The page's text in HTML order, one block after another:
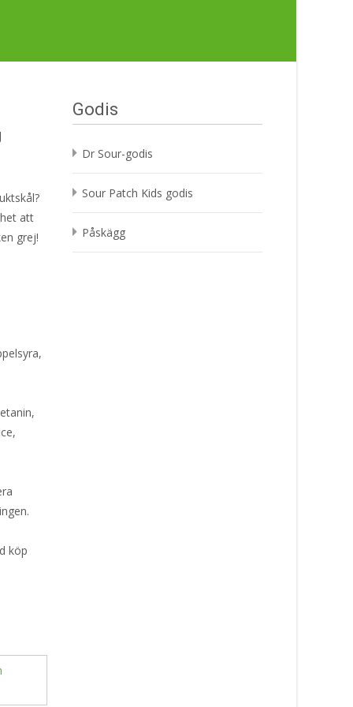
att
grej!
köp
Godis
Dr Sour-godis
Sour Patch Kids godis
Påskägg